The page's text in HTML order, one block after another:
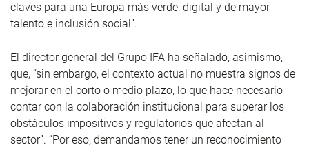
claves para una Europa más verde, digital y de mayor
talento e inclusión social”.
El director general del Grupo IFA ha señalado, asimismo,
que, “sin embargo, el contexto actual no muestra signos de
mejorar en el corto o medio plazo, lo que hace necesario
contar con la colaboración institucional para superar los
obstáculos impositivos y regulatorios que afectan al
sector”. “Por eso, demandamos tener un reconocimiento